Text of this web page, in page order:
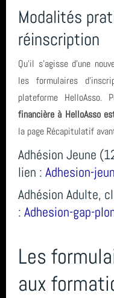
Modalités
réinscription
Qu'il s'agisse d'une
les formulaires
plateforme HelloAsso.
financière à HelloAsso
la page Récapitulatif
Adhésion Jeune
lien : Adhesion-
Adhésion Adulte,
: Adhesion-gap-
Les
aux